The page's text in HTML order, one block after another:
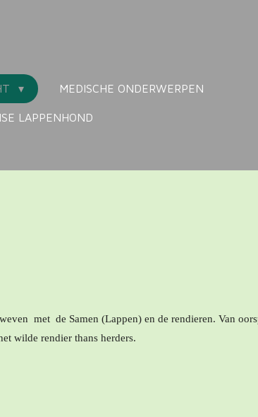
MEDISCHE ONDERWERPEN
LAPPENHOND
met de Samen (Lappen) en de rendieren. Van
wilde rendier thans herders.